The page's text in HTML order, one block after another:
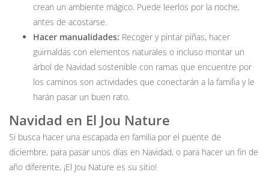
crean un ambiente mágico. Puede leerlos por la noche,
antes de acostarse.
Hacer manualidades: Recoger y pintar piñas, hacer
guirnaldas con elementos naturales o incluso montar un
árbol de Navidad sostenible con ramas que encuentre por
los caminos son actividades que conectarán a la familia y le
harán pasar un buen rato.
Navidad en El Jou Nature
Si busca hacer una escapada en familia por el puente de
diciembre, para pasar unos días en Navidad, o para hacer un fin de
año diferente, ¡El Jou Nature es su sitio!